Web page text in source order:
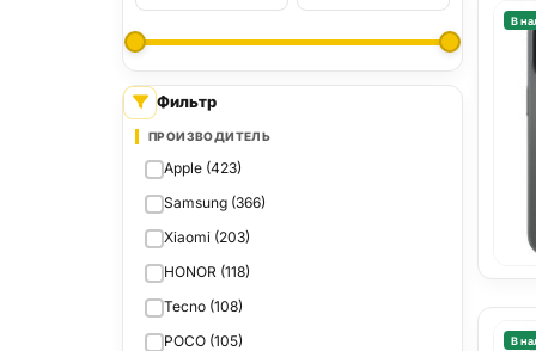
Фильтр
ПРОИЗВОДИТЕЛЬ
Apple (423)
Samsung (366)
Xiaomi (203)
HONOR (118)
Tecno (108)
POCO (105)
В
В